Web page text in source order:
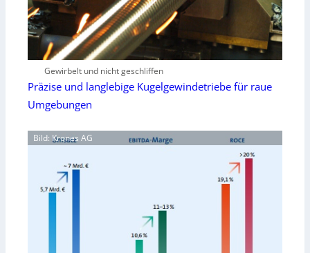
Gewirbelt und nicht geschliffen
Präzise und langlebige Kugelgewindetriebe für raue
Umgebungen
Bild: Krones AG